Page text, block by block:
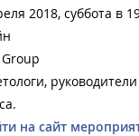
2018, суббота в
на сайт